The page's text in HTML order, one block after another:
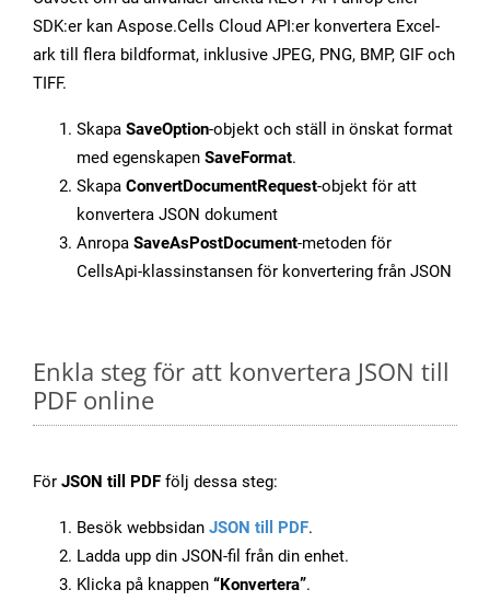
SDK:er kan Aspose.Cells Cloud API:er konvertera Excel-
ark till flera bildformat, inklusive JPEG, PNG, BMP, GIF och
TIFF.
Skapa SaveOption-objekt och ställ in önskat format
med egenskapen SaveFormat.
Skapa ConvertDocumentRequest-objekt för att
konvertera JSON dokument
Anropa SaveAsPostDocument-metoden för
CellsApi-klassinstansen för konvertering från JSON
Enkla steg för att konvertera JSON till
PDF online
För JSON till PDF följ dessa steg:
Besök webbsidan JSON till PDF.
Ladda upp din JSON-fil från din enhet.
Klicka på knappen “Konvertera”.